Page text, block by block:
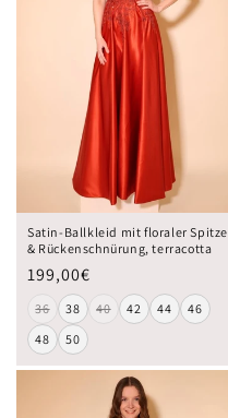
Satin-Ballkleid mit floraler Spitze
& Rückenschnürung, terracotta
199,00€
36 38 40 42 44
46
48
50